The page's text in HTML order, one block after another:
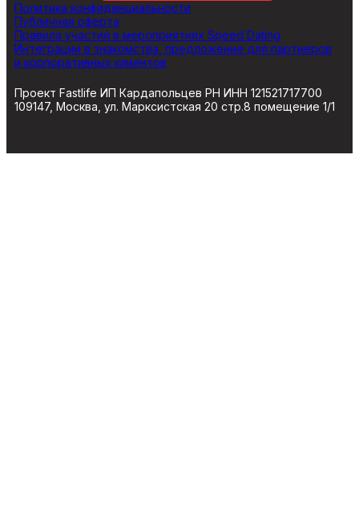
Политика конфиденциальности
Публичная оферта
Правила участия в мероприятиях Speed Dating
Интеграции в знакомства, предложение для партнеров
и корпоративных клиентов
Проект Fastlife ИП Кардапольцев РН ИНН 121521717700
109147, Москва, ул. Марксистская 20 стр.8 помещение 1/1